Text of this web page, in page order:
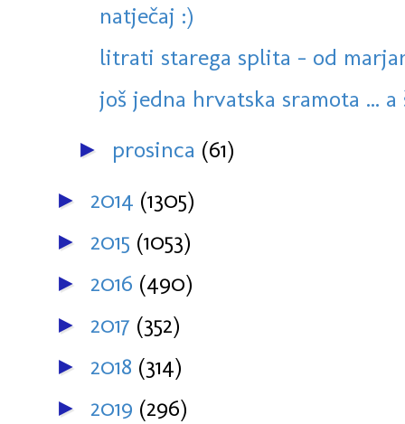
natječaj :)
litrati starega splita - od
još jedna hrvatska sramota ... a
► prosinca (61)
► 2014 (1305)
► 2015 (1053)
► 2016 (490)
► 2017 (352)
► 2018 (314)
► 2019 (296)